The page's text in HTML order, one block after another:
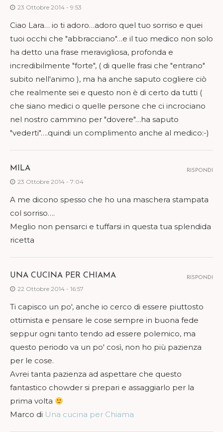
23 Ottobre 2014 - 9:53
Ciao Lara… io ti adoro…adoro quel tuo sorriso e quei
tuoi occhi che "abbracciano"…e il tuo medico non solo
ha detto una frase meravigliosa, profonda e
incredibilmente "forte", ( di quelle frasi che "entrano"
subito nell'animo ), ma ha anche saputo cogliere ciò
che realmente sei e questo non è di certo da tutti (
che siano medici o quelle persone che ci incrociano
nel nostro cammino per "dovere"…ha saputo
"vederti"….quindi un complimento anche al medico:-)
MILA
23 Ottobre 2014 - 7:04
A me dicono spesso che ho una maschera stampata
col sorriso….
Meglio non pensarci e tuffarsi in questa tua splendida
ricetta
RISPONDI
UNA CUCINA PER CHIAMA
22 Ottobre 2014 - 16:57
Ti capisco un po', anche io cerco di essere piuttosto
ottimista e pensare le cose sempre in buona fede
seppur ogni tanto tendo ad essere polemico, ma
questo periodo va un po' così, non ho più pazienza
per le cose.
Avrei tanta pazienza ad aspettare che questo
fantastico chowder si prepari e assaggiarlo per la
prima volta
Marco di Una cucina per Chiama
RISPONDI